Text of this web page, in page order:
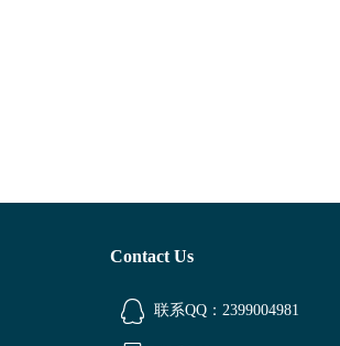
Contact Us
联系QQ：2399004981